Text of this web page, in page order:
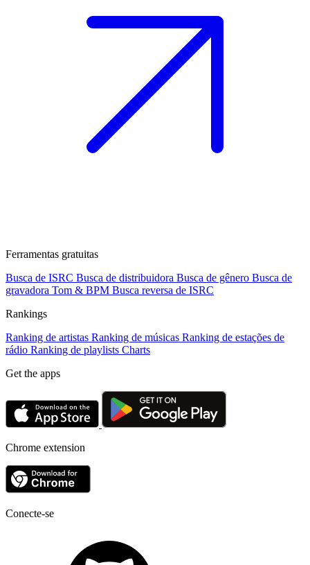
Ferramentas gratuitas
Busca de ISRC Busca de distribuidora Busca de gênero Busca de
gravadora Tom & BPM Busca reversa de ISRC
Rankings
Ranking de artistas Ranking de músicas Ranking de estações de
rádio Ranking de playlists Charts
Get the apps
Chrome extension
Conecte-se